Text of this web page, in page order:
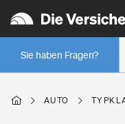
Sie haben Fragen?
Wer versichert was:
Regionalklassen: So ist
Wer versichert was:
AUTO